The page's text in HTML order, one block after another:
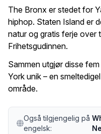
The Bronx er stedet for
hiphop. Staten Island er
natur og gratis ferje over
Frihetsgudinnen.
Sammen utgjør disse
York unik – en
område.
Også tilgjengelig på
engelsk: